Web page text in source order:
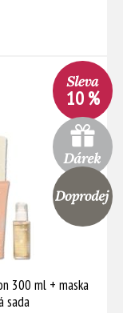
300 ml + maska
sada
10 %